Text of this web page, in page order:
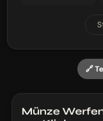
🔗
Münze